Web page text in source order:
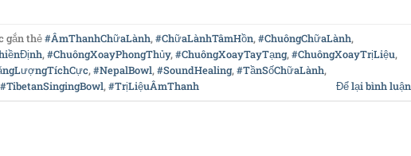
gắn thẻ#ÂmThanhChữaLành, #ChữaLànhTâmHồn, #ChuôngChữaLành,
, #ChuôngXoayPhongThủy, #ChuôngXoayTayTạng, #ChuôngXoayTrịLiệu,
, #NepalBowl, #SoundHealing, #TầnSốChữaLành,
#TibetanSingingBowl, #TrịLiệuÂmThanh Để lại bình luận